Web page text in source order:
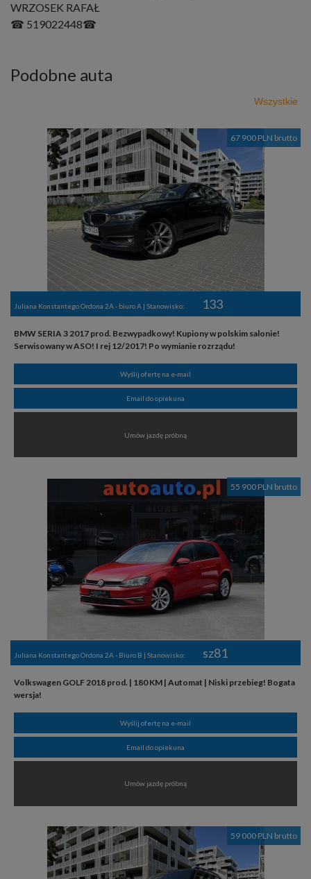
WRZOSEK RAFAŁ
☎ 519022448☎
Podobne auta
Wszystkie
67 900 PLN brutto
Juliana Konstantego Ordona 2A - biuro A | Stanowisko: 133
BMW SERIA 3 2017 prod. Bezwypadkowy! Kupiony w polskim salonie!
Serwisowany w ASO! I rej 12/2017! Po wymianie rozrządu!
Wyślij ofertę na e-mail
Email do opiekuna
Umów jazdę próbną
55 900 PLN brutto
Juliana Konstantego Ordona 2A - Biuro B | Stanowisko: sz81
Volkswagen GOLF 2018 prod. | 180 KM | Automat | Niski przebieg! Bogata
wersja!
Wyślij ofertę na e-mail
Email do opiekuna
Umów jazdę próbną
59 000 PLN brutto